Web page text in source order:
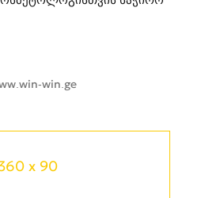
x 90
win.ge